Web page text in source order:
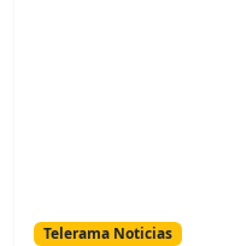
Telerama Noticias